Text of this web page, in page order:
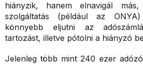
hiányzik, hanem elnavigál
szolgáltatás (például az
könnyebb eljutni az
tartozást, illetve pótolni a hiányzó
Jelenleg több mint 240 ezer